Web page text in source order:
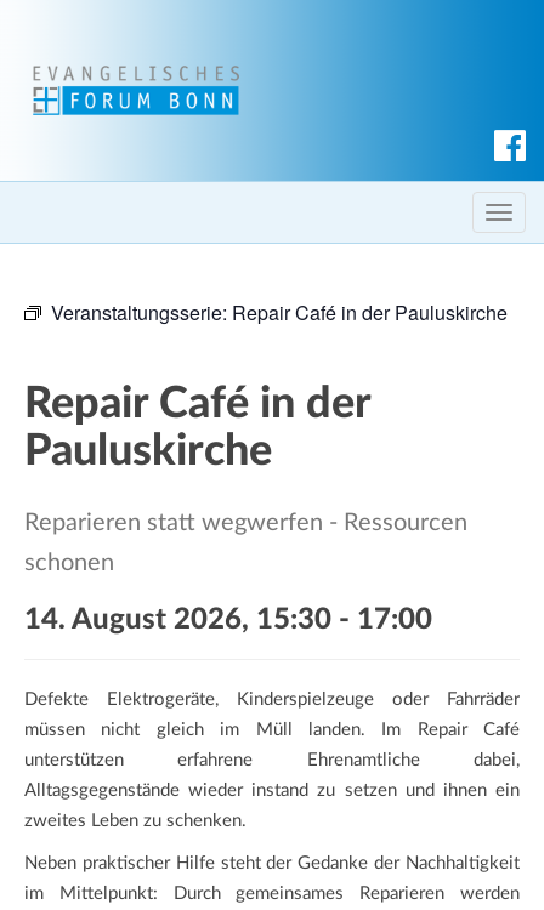
c
h T
o
g
Veranstaltungsserie: Repair Café in der Pauluskirche
Repair Café in der
Pauluskirche
Reparieren statt wegwerfen - Ressourcen
schonen
14. August 2026, 15:30 - 17:00
Defekte Elektrogeräte, Kinderspielzeuge oder Fahrräder
müssen nicht gleich im Müll landen. Im Repair Café
unterstützen erfahrene Ehrenamtliche dabei,
Alltagsgegenstände wieder instand zu setzen und ihnen ein
zweites Leben zu schenken.
Neben praktischer Hilfe steht der Gedanke der Nachhaltigkeit
im Mittelpunkt: Durch gemeinsames Reparieren werden